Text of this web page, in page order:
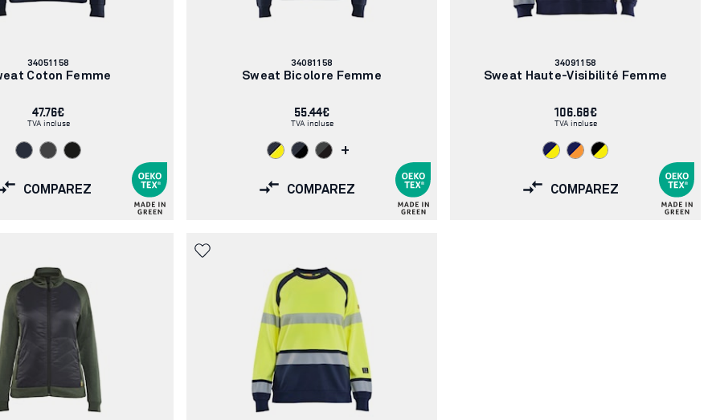
Numéro
d'article:
34051158
Coton Femme
47.76€
TVA incluse
COMPAREZ
Numéro
d'article:
34081158
Sweat Bicolore Femme
55.44€
TVA incluse
+
COMPAREZ
Numéro
d'article:
34091158
Sweat Haute-Visibilité Femme
106.68€
TVA incluse
COMPAREZ